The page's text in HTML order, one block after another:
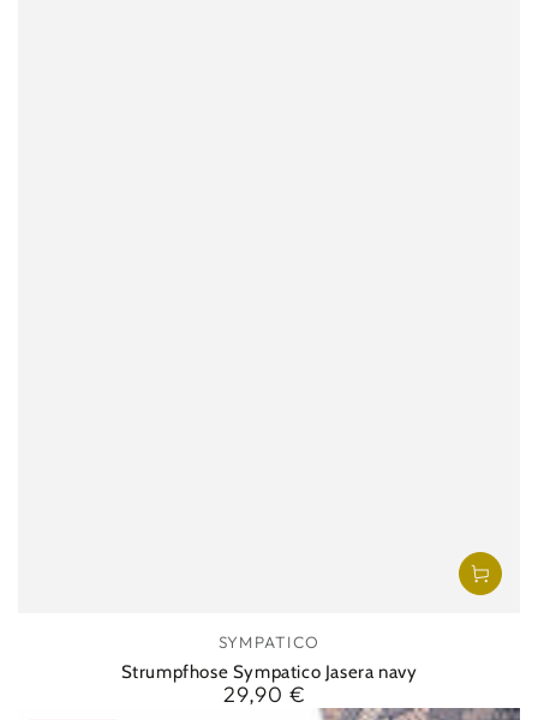
Verkäufer/in:
SYMPATICO
Strumpfhose Sympatico Jasera navy
Regulärer
29,90 €